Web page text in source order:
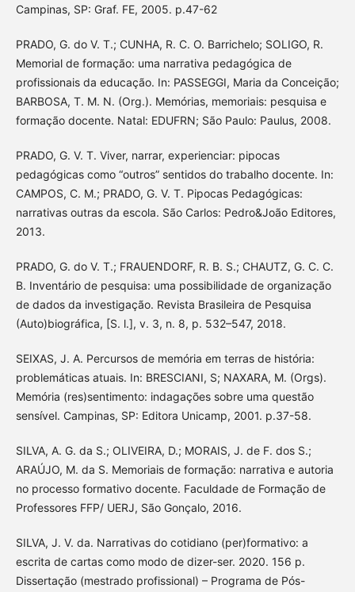
Campinas, SP: Graf. FE, 2005. p.47-62
PRADO, G. do V. T.; CUNHA, R. C. O. Barrichelo; SOLIGO, R.
Memorial de formação: uma narrativa pedagógica de
profissionais da educação. In: PASSEGGI, Maria da Conceição;
BARBOSA, T. M. N. (Org.). Memórias, memoriais: pesquisa e
formação docente. Natal: EDUFRN; São Paulo: Paulus, 2008.
PRADO, G. V. T. Viver, narrar, experienciar: pipocas
pedagógicas como “outros” sentidos do trabalho docente. In:
CAMPOS, C. M.; PRADO, G. V. T. Pipocas Pedagógicas:
narrativas outras da escola. São Carlos: Pedro&João Editores,
2013.
PRADO, G. do V. T.; FRAUENDORF, R. B. S.; CHAUTZ, G. C. C.
B. Inventário de pesquisa: uma possibilidade de organização
de dados da investigação. Revista Brasileira de Pesquisa
(Auto)biográfica, [S. l.], v. 3, n. 8, p. 532–547, 2018.
SEIXAS, J. A. Percursos de memória em terras de história:
problemáticas atuais. In: BRESCIANI, S; NAXARA, M. (Orgs).
Memória (res)sentimento: indagações sobre uma questão
sensível. Campinas, SP: Editora Unicamp, 2001. p.37-58.
SILVA, A. G. da S.; OLIVEIRA, D.; MORAIS, J. de F. dos S.;
ARAÚJO, M. da S. Memoriais de formação: narrativa e autoria
no processo formativo docente. Faculdade de Formação de
Professores FFP/ UERJ, São Gonçalo, 2016.
SILVA, J. V. da. Narrativas do cotidiano (per)formativo: a
escrita de cartas como modo de dizer-ser. 2020. 156 p.
Dissertação (mestrado profissional) – Programa de Pós-